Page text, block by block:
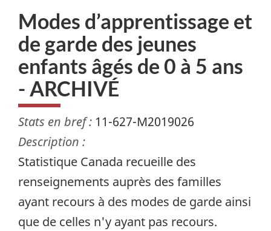
Modes d’apprentissage et
de garde des jeunes
enfants âgés de 0 à 5 ans
- ARCHIVÉ
Stats en bref : 11-627-M2019026
Description :
Statistique Canada recueille des
renseignements auprès des familles
ayant recours à des modes de garde ainsi
que de celles n'y ayant pas recours.